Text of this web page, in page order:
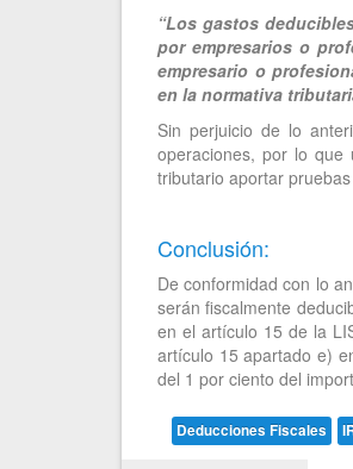
“Los gastos
por empresarios o
empresario o
en la normativa
Sin perjuicio de lo
operaciones, por lo que
tributario aportar
Conclusión:
De conformidad con lo
serán fiscalmente
en el artículo 15 de la
artículo 15 apartado e)
del 1 por ciento del
Deducciones Fiscales